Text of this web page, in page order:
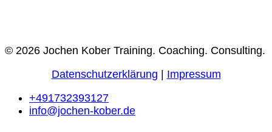
© 2026 Jochen Kober Training. Coaching. Consulting.
Datenschutzerklärung
Impressum
+491732393127
info@jochen-kober.de